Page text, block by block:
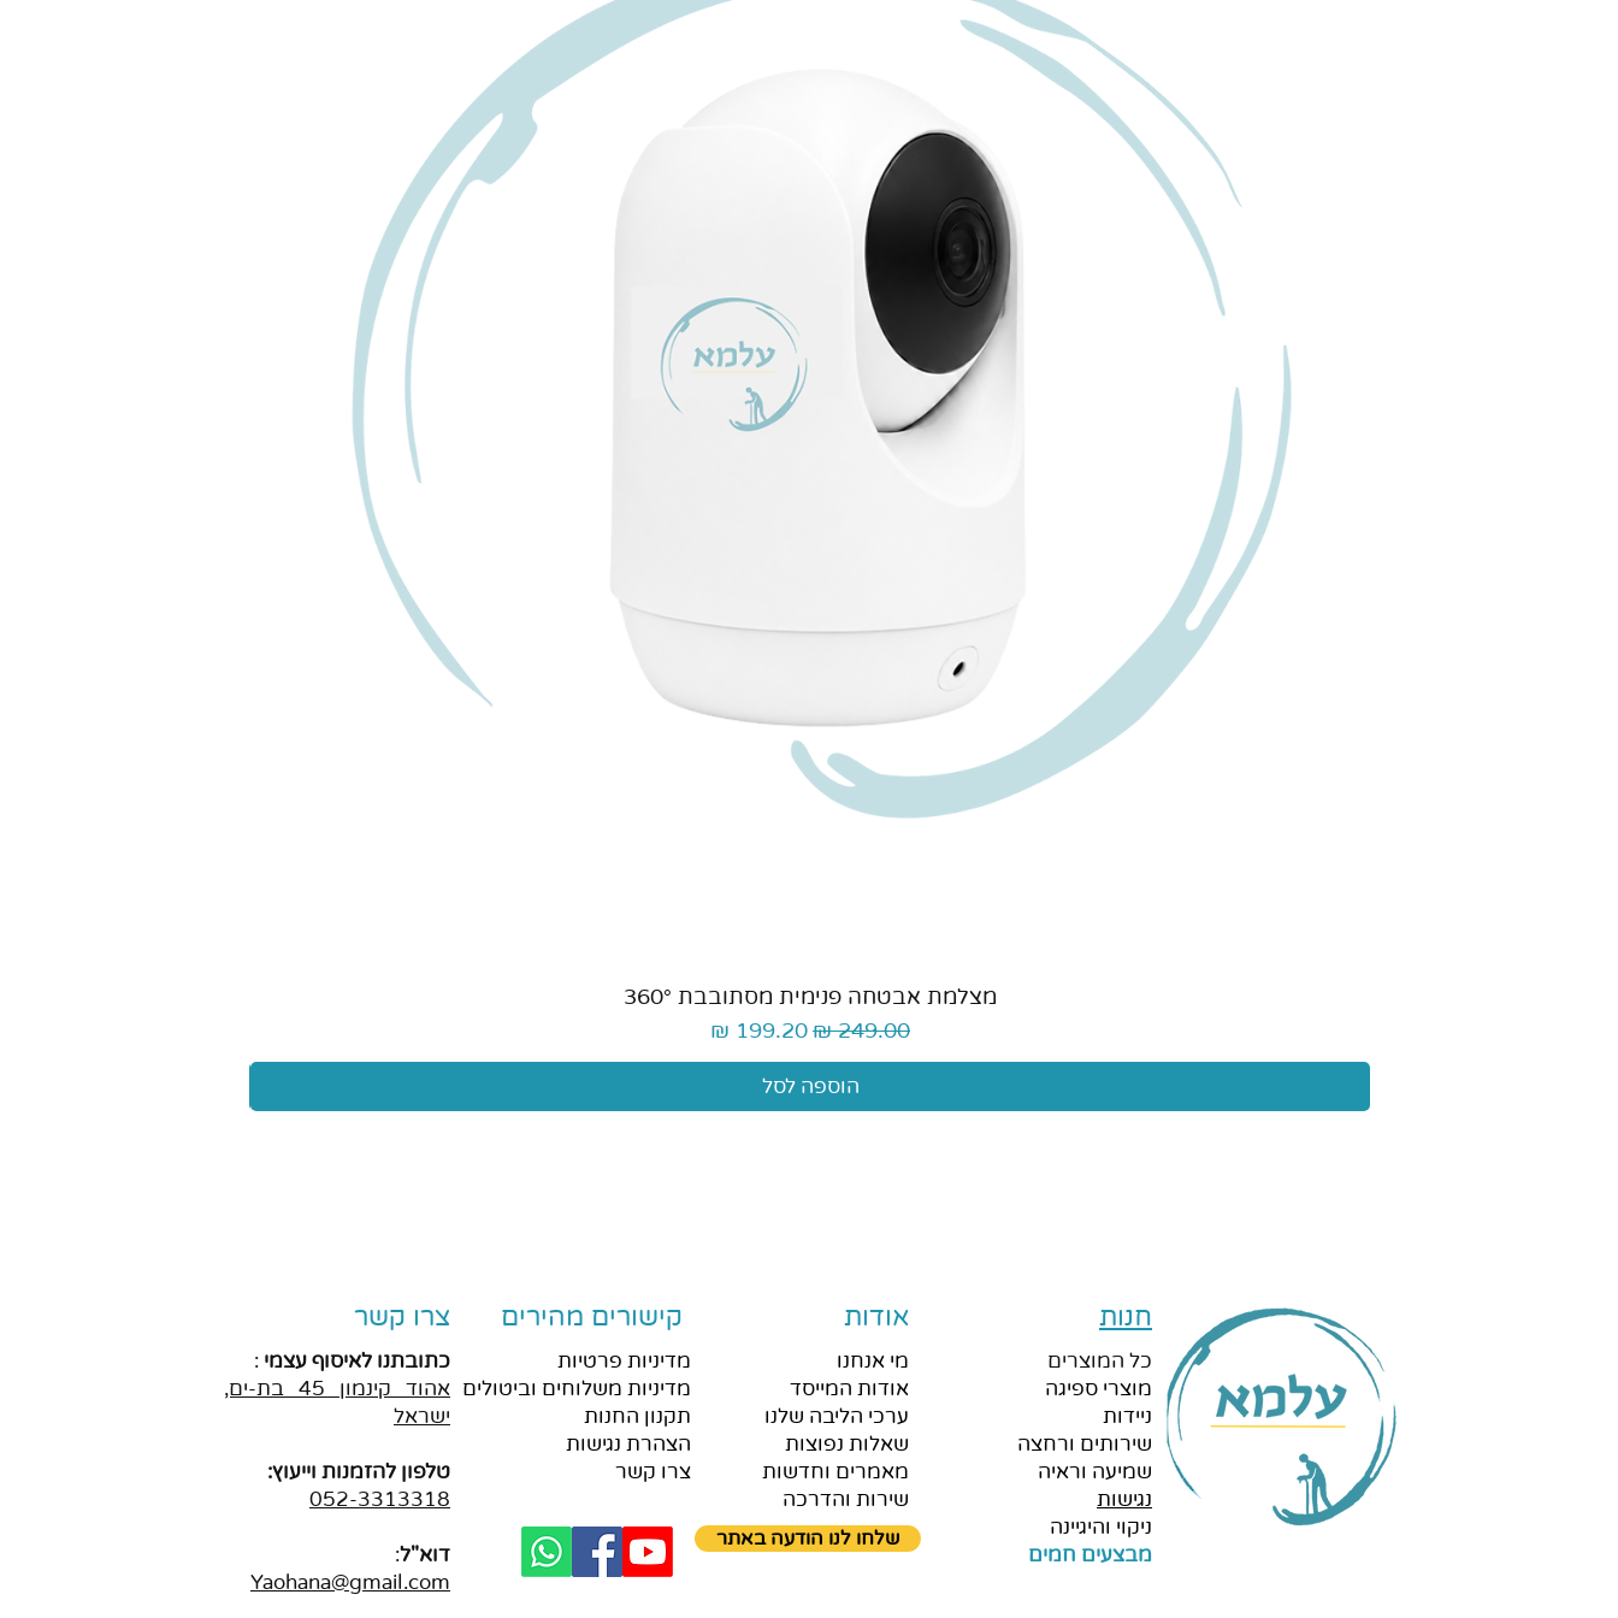
תצוגה מהירה
מצלמת אבטחה פנימית מסתובבת 360°
מחיר רגיל מחיר מבצע
הוספה לסל
צרו קשר
כתובתנו לאיסוף עצמי :
אהוד
קינמון 45 בת-ים,
ישראל
טלפון להזמנות וייעוץ:
052-3313318
דוא"ל:
Yaohana@gmail.com
קישורים מהירים
מדיניות פרטיות
מדיניות משלוחים וביטולים
תקנון החנות
הצהרת נגישות
צרו קשר
אודות
מי אנחנו
אודות המייסד
ערכי הליבה שלנו
שאלות נפוצות
מאמרים וחדשות
שירות והדרכה
שלחו לנו הודעה באתר
חנות
כל המוצרים
מוצרי ספיגה
ניידות
שירותים ורחצה
שמיעה וראיה
נגישות
ניקוי והיגיינה
מבצעים חמים